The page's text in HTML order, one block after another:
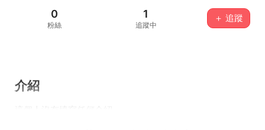
0
粉絲
1
追蹤中
＋ 追蹤
介紹